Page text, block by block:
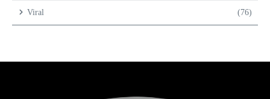
Viral (76)